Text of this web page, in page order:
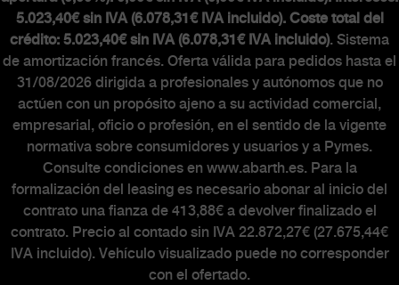
5.023,40€ sin IVA (6.078,31€ IVA incluido). Coste total del
crédito: 5.023,40€ sin IVA (6.078,31€ IVA incluido). Sistema
de amortización francés. Oferta válida para pedidos hasta el
31/08/2026 dirigida a profesionales y autónomos que no
actúen con un propósito ajeno a su actividad comercial,
empresarial, oficio o profesión, en el sentido de la vigente
normativa sobre consumidores y usuarios y a Pymes.
Consulte condiciones en www.abarth.es. Para la
formalización del leasing es necesario abonar al inicio del
contrato una fianza de 413,88€ a devolver finalizado el
contrato. Precio al contado sin IVA 22.872,27€ (27.675,44€
IVA incluido). Vehículo visualizado puede no corresponder
con el ofertado.